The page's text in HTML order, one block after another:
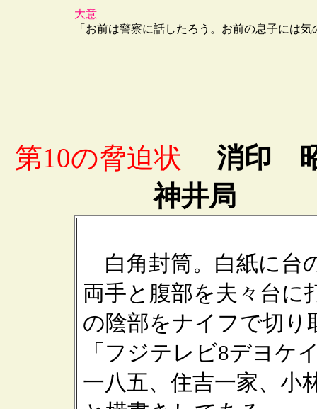
大意
「お前は警察に話したろう。お前の息子には
第10の脅迫状
消印 昭
神井局
白角封筒。白紙に台
両手と腹部を夫々台に
の陰部をナイフで切り
「フジテレビ8デヨケ
一八五、住吉一家、小